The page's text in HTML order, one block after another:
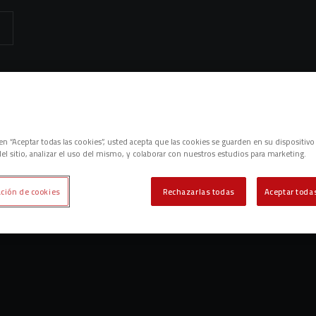
contenidos relacionados con esta. Mínimo tres caracteres.
“Aceptar todas las cookies”, usted acepta que las cookies se guarden en su
sitio, analizar el uso del mismo, y colaborar con nuestros estudios para marketing.
Rechazarlas todas Aceptar
de cookies